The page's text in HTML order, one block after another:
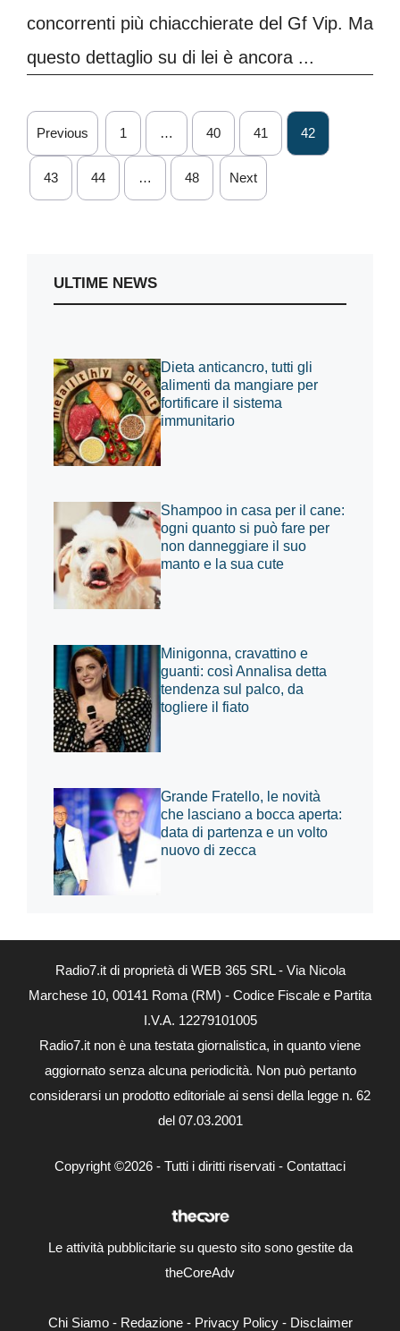
concorrenti più chiacchierate del Gf Vip. Ma
questo dettaglio su di lei è ancora ...
Previous 1 … 40 41 42
43 44 … 48 Next
ULTIME NEWS
Dieta anticancro, tutti gli
alimenti da mangiare per
fortificare il sistema
immunitario
Shampoo in casa per il cane:
ogni quanto si può fare per
non danneggiare il suo
manto e la sua cute
Minigonna, cravattino e
guanti: così Annalisa detta
tendenza sul palco, da
togliere il fiato
Grande Fratello, le novità
che lasciano a bocca aperta:
data di partenza e un volto
nuovo di zecca
Radio7.it di proprietà di WEB 365 SRL - Via Nicola
Marchese 10, 00141 Roma (RM) - Codice Fiscale e Partita
I.V.A. 12279101005
Radio7.it non è una testata giornalistica, in quanto viene
aggiornato senza alcuna periodicità. Non può pertanto
considerarsi un prodotto editoriale ai sensi della legge n. 62
del 07.03.2001
Copyright ©2026 - Tutti i diritti riservati - Contattaci
Le attività pubblicitarie su questo sito sono gestite da
theCoreAdv
Chi Siamo- Redazione- Privacy Policy- Disclaimer